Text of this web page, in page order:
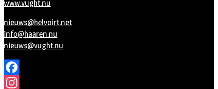
www.vught.nu
nieuws@helvoirt.net
info@haaren.nu
nieuws@vught.nu
Facebook